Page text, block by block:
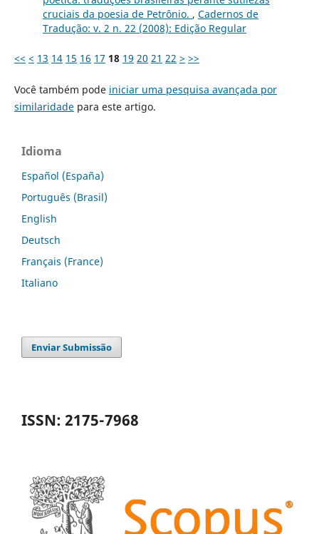
cruciais da poesia de Petrônio. , Cadernos de
Tradução: v. 2 n. 22 (2008): Edição Regular
<< < 13 14 15 16 17 18 19 20 21 22 > >>
Você também pode iniciar uma pesquisa avançada por
similaridadepara este artigo.
Idioma
Español (España)
Português (Brasil)
English
Deutsch
Français (France)
Italiano
Enviar Submissão
ISSN: 2175-7968